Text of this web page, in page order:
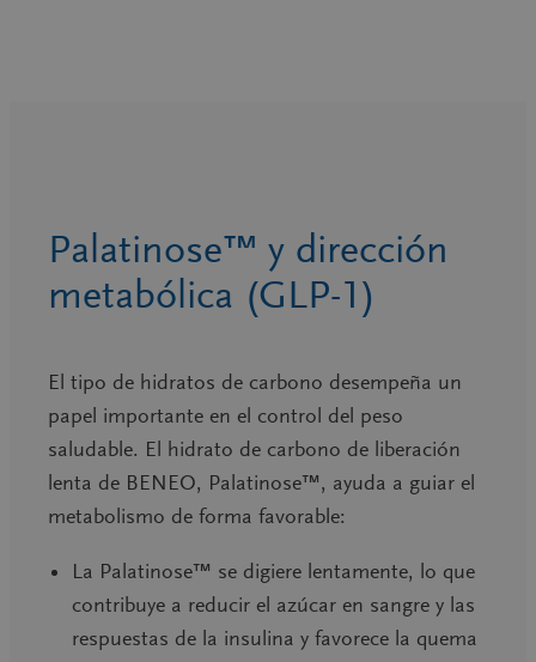
Palatinose™ y dirección
metabólica (GLP-1)
El tipo de hidratos de carbono desempeña un
papel importante en el control del peso
saludable. El hidrato de carbono de liberación
lenta de BENEO, Palatinose™, ayuda a guiar el
metabolismo de forma favorable:
La Palatinose™ se digiere lentamente, lo que
contribuye a reducir el azúcar en sangre y las
respuestas de la insulina y favorece la quema